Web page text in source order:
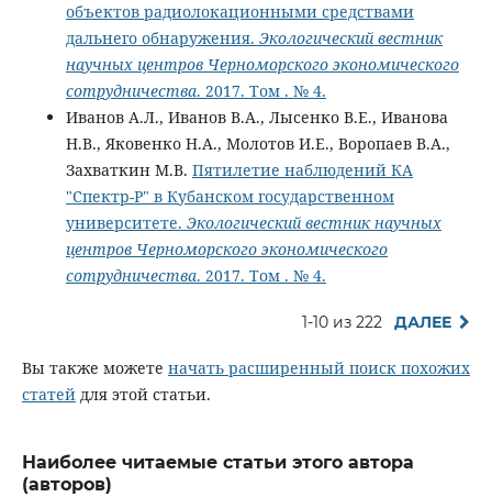
объектов радиолокационными средствами
дальнего обнаружения. Экологический вестник
научных центров Черноморского экономического
сотрудничества. 2017. Том . № 4.
Иванов А.Л., Иванов В.А., Лысенко В.Е., Иванова
Н.В., Яковенко Н.А., Молотов И.Е., Воропаев В.А.,
Захваткин М.В. Пятилетие наблюдений КА
"Спектр-Р" в Кубанском государственном
университете. Экологический вестник научных
центров Черноморского экономического
сотрудничества. 2017. Том . № 4.
1-10 из 222 ДАЛЕЕ
Вы также можете начать расширенный поиск похожих
статейдля этой статьи.
Наиболее читаемые статьи этого автора
(авторов)